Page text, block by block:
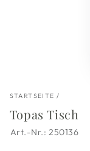
STARTSEITE /
Topas Tisch
250136